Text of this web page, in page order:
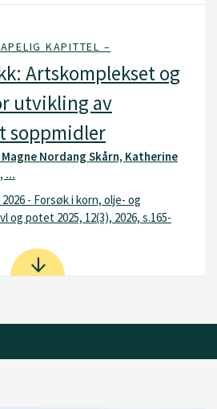
KAPITTEL –
Artskomplekset og
utvikling av
soppmidler
Nordang Skårn, Katherine
...
- Forsøk i korn, olje- og
potet 2025, 12(3), 2026, s.165-